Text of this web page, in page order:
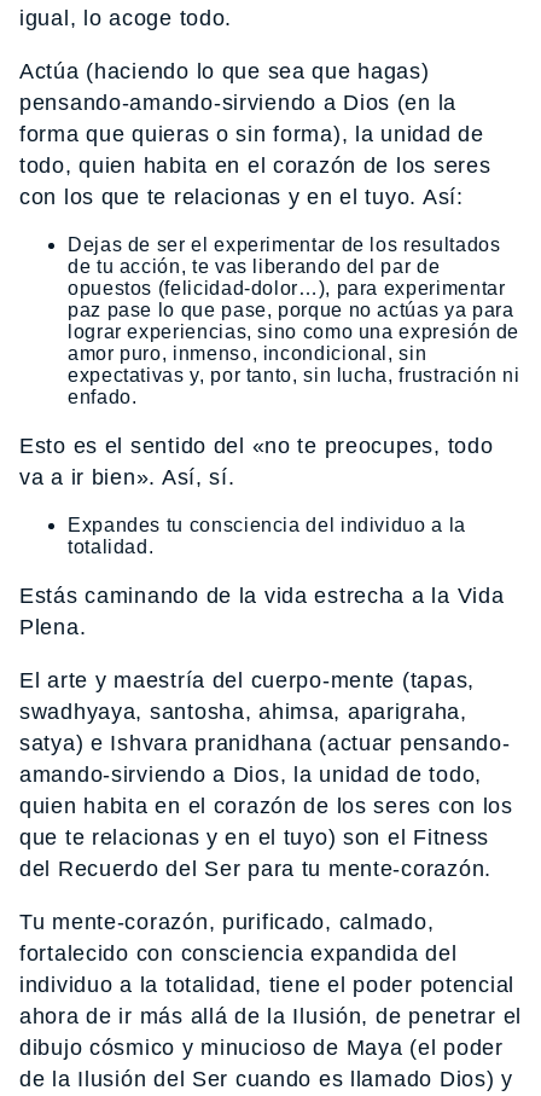
igual, lo acoge todo.
Actúa (haciendo lo que sea que hagas)
pensando-amando-sirviendo a Dios (en la
forma que quieras o sin forma), la unidad de
todo, quien habita en el corazón de los seres
con los que te relacionas y en el tuyo. Así:
Dejas de ser el experimentar de los resultados
de tu acción, te vas liberando del par de
opuestos (felicidad-dolor…), para experimentar
paz pase lo que pase, porque no actúas ya para
lograr experiencias, sino como una expresión de
amor puro, inmenso, incondicional, sin
expectativas y, por tanto, sin lucha, frustración ni
enfado.
Esto es el sentido del «no te preocupes, todo
va a ir bien». Así, sí.
Expandes tu consciencia del individuo a la
totalidad.
Estás caminando de la vida estrecha a la Vida
Plena.
El arte y maestría del cuerpo-mente (tapas,
swadhyaya, santosha, ahimsa, aparigraha,
satya) e Ishvara pranidhana (actuar pensando-
amando-sirviendo a Dios, la unidad de todo,
quien habita en el corazón de los seres con los
que te relacionas y en el tuyo) son el Fitness
del Recuerdo del Ser para tu mente-corazón.
Tu mente-corazón, purificado, calmado,
fortalecido con consciencia expandida del
individuo a la totalidad, tiene el poder potencial
ahora de ir más allá de la Ilusión, de penetrar el
dibujo cósmico y minucioso de Maya (el poder
de la Ilusión del Ser cuando es llamado Dios) y